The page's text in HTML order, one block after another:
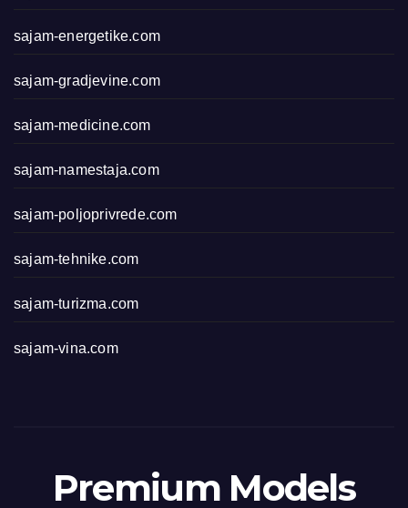
sajam-energetike.com
sajam-gradjevine.com
sajam-medicine.com
sajam-namestaja.com
sajam-poljoprivrede.com
sajam-tehnike.com
sajam-turizma.com
sajam-vina.com
Premium Models